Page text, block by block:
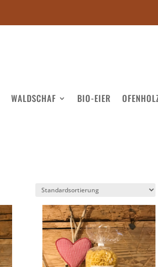
WALDSCHAF BIO-EIER